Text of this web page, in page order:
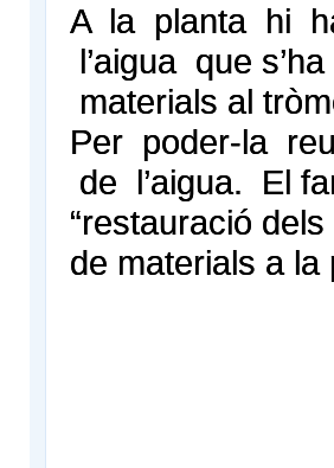
A la planta hi
l’aigua que
materials al
Per poder-la
de l’aigua. El
“restauració
de materials a la